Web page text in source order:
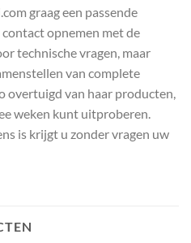
graag een passende
opnemen met de
technische vragen, maar
van complete
overtuigd van haar producten,
weken kunt uitproberen.
is krijgt u zonder vragen uw